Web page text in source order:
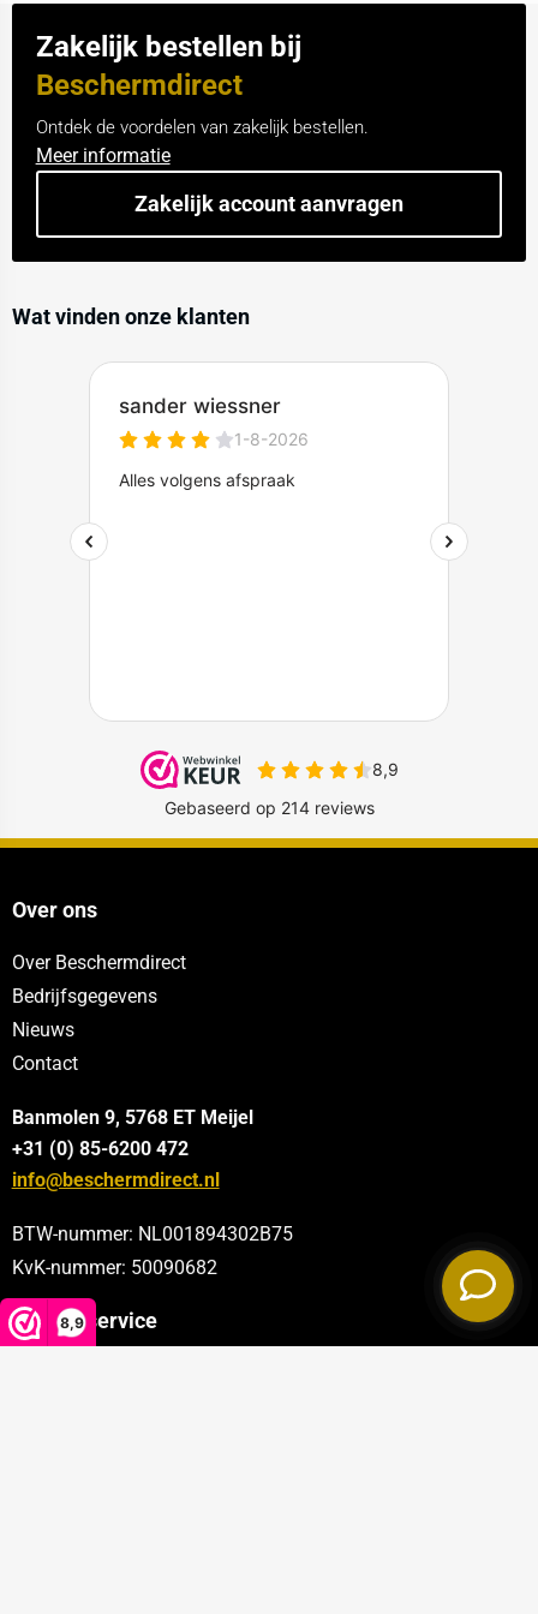
8,9
Zakelijk bestellen bij
Beschermdirect
Ontdek de voordelen van zakelijk bestellen.
Meer informatie
Zakelijk account aanvragen
Wat vinden onze klanten
Over ons
Over Beschermdirect
Bedrijfsgegevens
Nieuws
Contact
Banmolen 9, 5768 ET Meijel
+31 (0) 85-6200 472
info@beschermdirect.nl
BTW-nummer: NL001894302B75
KvK-nummer: 50090682
Klantenservice